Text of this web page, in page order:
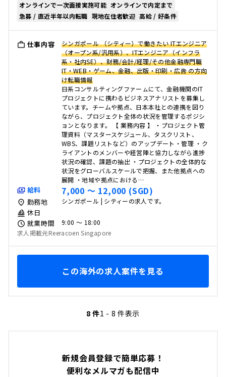
新規会員登録で簡単応募！
便利なメルマガも配信中
オンラインで一次面接実施可能 オンラインで内定まで
急募 / 直近半年以内転職 現地在住者歓迎 高給 / 好条件
仕事内容
シンガポール （シティー）で働きたい ITエンジニア
（オープン系/汎用系）、ITエンジニア（インフラ
系・社内SE）、財務/会計/経理/その他金融専門職
IT・WEB・ゲーム、金融、出版・印刷・広告 の方向
け転職情報
日系コンサルティングファーㇺにて、金融機関のIT
プロジェクトに携わるビジネスアナリストを募集し
ています。チームや拠点、日本本社との連携を図り
ながら、プロジェクト全体の状況を管理するポジシ
ョンとなります。 【 業務内容 】 ・プロジェクト管
理資料（マスタースケジュール、タスクリスト、
WBS、課題リストなど）のアップデート・管理 ・ク
ライアントのメンバーや経営陣と協力しながら進捗
状況の確認、課題の抽出 ・プロジェクトの全体的な
状況をグローバルスケールで把握、また他拠点への
展開 ・地域や拠点における…
給料 7,000 〜 12,000 (SGD)
勤務地 シンガポール | シティーの求人です。
休日
就業時間
9:00 〜 18:00
求人掲載元Reeracoen Singapore
この海外の求人案件を見る
8 件1 - 8 件表示